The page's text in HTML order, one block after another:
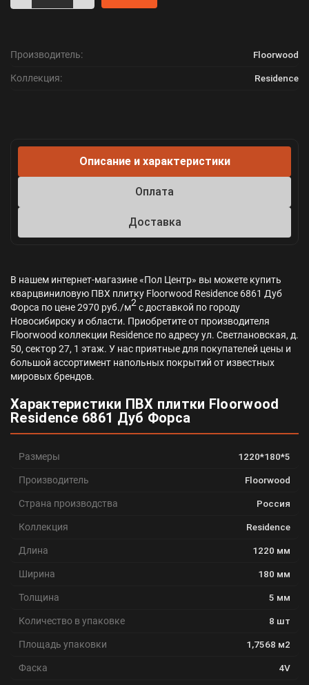
Производитель: Floorwood
Коллекция: Residence
Описание и характеристики
Оплата
Доставка
В нашем интернет-магазине «Пол Центр» вы можете купить
кварцвиниловую ПВХ плитку Floorwood Residence 6861 Дуб
Форса по цене 2970 руб./м2с доставкой по городу
Новосибирску и области. Приобретите от производителя
Floorwood коллекции Residence по адресу ул. Светлановская, д.
50, сектор 27, 1 этаж. У нас приятные для покупателей цены и
большой ассортимент напольных покрытий от известных
мировых брендов.
Характеристики ПВХ плитки Floorwood
Residence 6861 Дуб Форса
Размеры 1220*180*5
Производитель Floorwood
Страна производства Россия
Коллекция Residence
Длина 1220 мм
Ширина 180 мм
Толщина 5 мм
Количество в упаковке 8 шт
Площадь упаковки 1,7568 м2
Фаска 4V